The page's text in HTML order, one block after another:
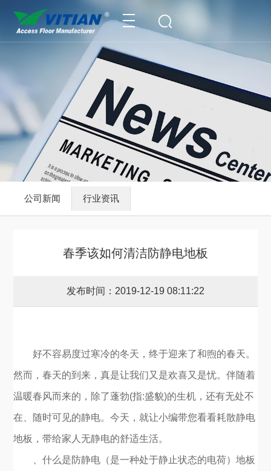
公司新闻 行业资讯
春季该如何清洁防静电地板
发布时间：2019-12-19 08:11:22
好不容易度过寒冷的冬天，终于迎来了和煦的春天。
然而，春天的到来，真是让我们又是欢喜又是忧。伴随着
温暖春风而来的，除了蓬勃(指:盛貌)的生机，还有无处不
在、随时可见的静电。今天，就让小编带您看看耗散静电
地板，带给家人无静电的舒适生活。
、什么是防静电（是一种处于静止状态的电荷）地板